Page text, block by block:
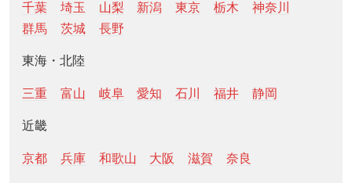
千葉 埼玉 山梨 新潟 東京 栃木
神奈川
群馬
茨城 長野
東海・北陸
三重 富山 岐阜 愛知 石川 福井 静岡
近畿
京都 兵庫 和歌山 大阪 滋賀 奈良